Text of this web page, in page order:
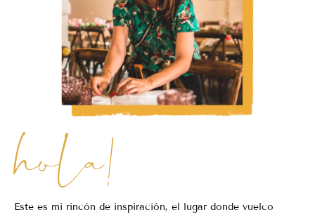
hola!
Este es mi rincón de inspiración, el lugar donde vuelco